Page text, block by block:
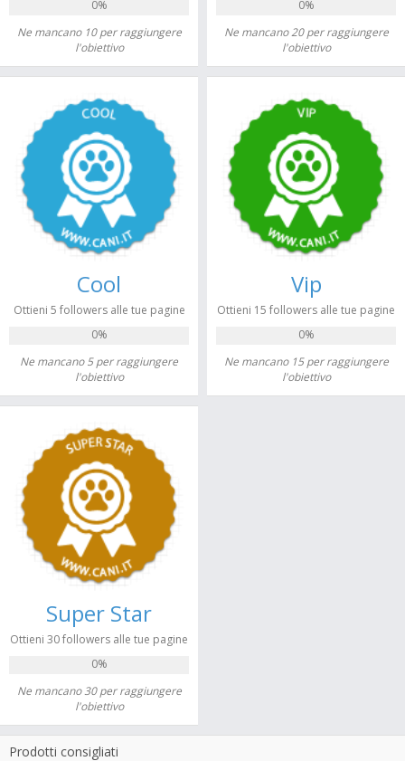
0%
Ne mancano 10 per raggiungere
l'obiettivo
0%
Ne mancano 20 per raggiungere
l'obiettivo
Cool
Ottieni 5 followers alle tue pagine
0%
Ne mancano 5 per raggiungere
l'obiettivo
Vip
Ottieni 15 followers alle tue pagine
0%
Ne mancano 15 per raggiungere
l'obiettivo
Super Star
Ottieni 30 followers alle tue pagine
0%
Ne mancano 30 per raggiungere
l'obiettivo
Prodotti consigliati